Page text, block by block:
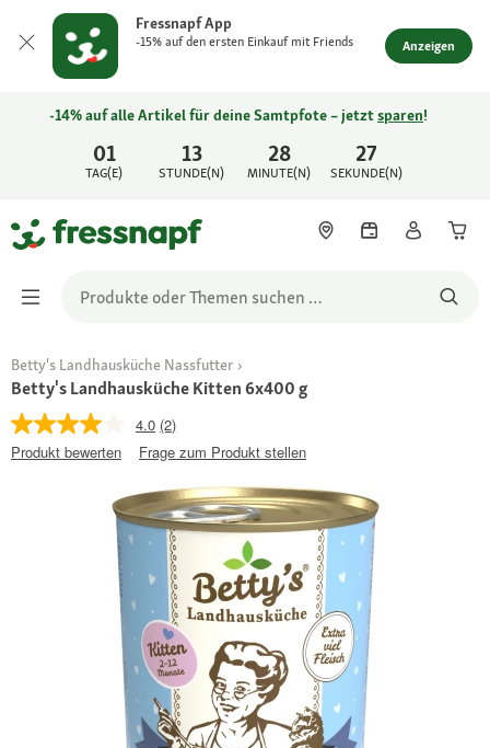
Fressnapf App
-15% auf den ersten Einkauf mit Friends Anzeigen
01
TAG(E)
13
STUNDE(N)
28
MINUTE(N)
27
SEKUNDE(N)
-14% auf alle Artikel für deine Samtpfote – jetztsparen!
Betty's Landhausküche Nassfutter
Betty's Landhausküche Kitten 6x400 g
4.0 (2)
Produkt bewerten
Frage zum Produkt stellen